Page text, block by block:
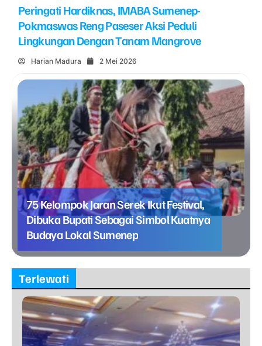
Peringati Hardiknas, IMABA Sumenep-
Pokmaswas Reng Paseser Aksi Peduli
Lingkungan Dengan Tanam Mangrove
Harian Madura 2 Mei 2026
75 Kelompok Jaran Serek Ikut Festival,
Dibuka Bupati Sebagai Simbol Kuatnya
Budaya Lokal Sumenep
Terlewati